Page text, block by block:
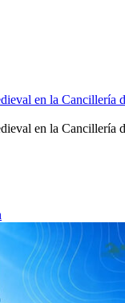
en la Cancillería
en la Cancillería